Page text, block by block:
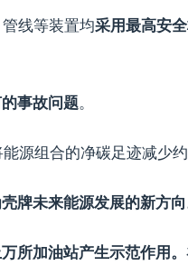
线等装置均采用最高安
事故问题。
源组合的净碳足迹减少
牌未来能源发展的新方向
所加油站产生示范作用。